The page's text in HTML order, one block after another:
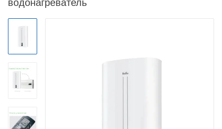
водонагреватель